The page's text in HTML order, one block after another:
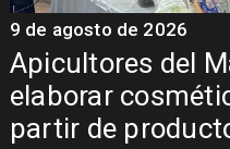
Álvarez-
inversión
obras de la
9 de agosto de 2026